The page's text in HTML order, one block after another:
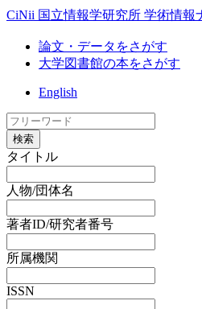
CiNii 国立情報学研究所 学術情報
論文・データをさがす
大学図書館の本をさがす
English
検索
タイトル
人物/団体名
著者ID/研究者番号
所属機関
ISSN